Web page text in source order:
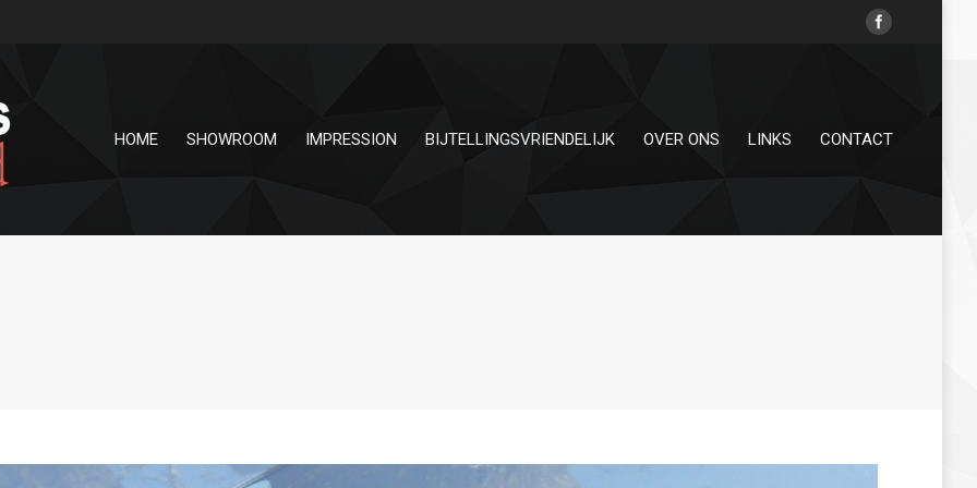
HOME SHOWROOM IMPRESSION BIJTELLINGSVRIENDELIJK OVER ONS LINKS CONTACT